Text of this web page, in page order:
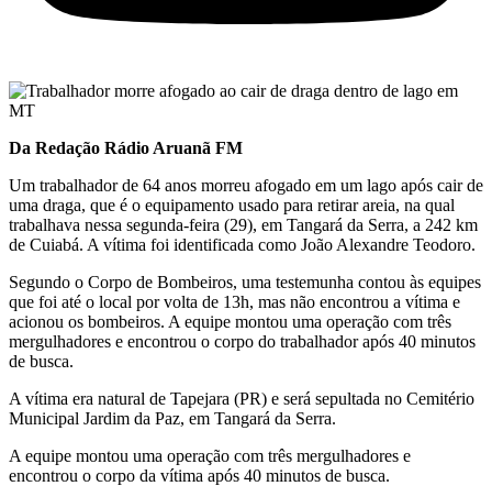
Da Redação Rádio Aruanã FM
Um trabalhador de 64 anos morreu afogado em um lago após cair de
uma draga, que é o equipamento usado para retirar areia, na qual
trabalhava nessa segunda-feira (29), em Tangará da Serra, a 242 km
de Cuiabá. A vítima foi identificada como João Alexandre Teodoro.
Segundo o Corpo de Bombeiros, uma testemunha contou às equipes
que foi até o local por volta de 13h, mas não encontrou a vítima e
acionou os bombeiros. A equipe montou uma operação com três
mergulhadores e encontrou o corpo do trabalhador após 40 minutos
de busca.
A vítima era natural de Tapejara (PR) e será sepultada no Cemitério
Municipal Jardim da Paz, em Tangará da Serra.
A equipe montou uma operação com três mergulhadores e
encontrou o corpo da vítima após 40 minutos de busca.